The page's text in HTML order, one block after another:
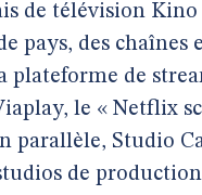
de télévision
pays, des
plateforme de
le « Netflix
parallèle, Studio
de